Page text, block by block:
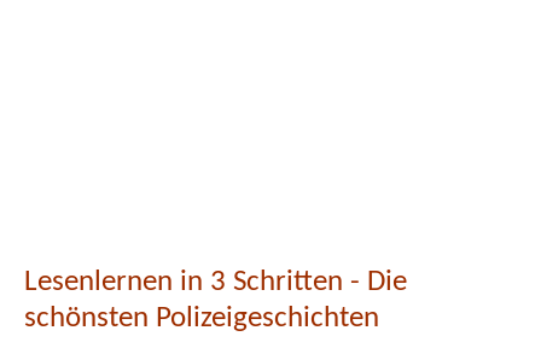
Lesenlernen in 3 Schritten - Die
schönsten Polizeigeschichten